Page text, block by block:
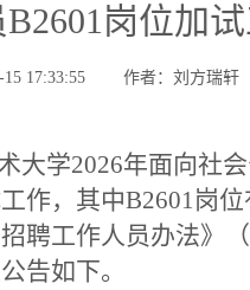
B2601岗位加
17:33:55 作者：刘方瑞轩
大学2026年面向社
作，其中B2601岗
聘工作人员办法》
告如下。